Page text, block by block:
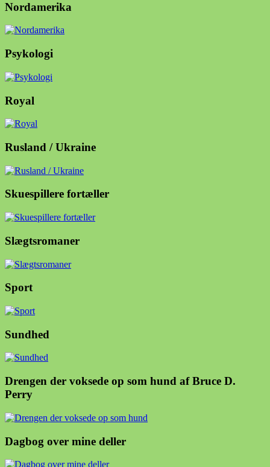
Nordamerika
Psykologi
Royal
Rusland / Ukraine
Skuespillere fortæller
Slægtsromaner
Sport
Sundhed
Drengen der voksede op som hund af Bruce D.
Perry
Dagbog over mine deller